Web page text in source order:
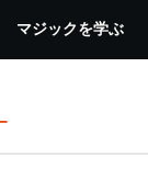
マジックを学ぶ